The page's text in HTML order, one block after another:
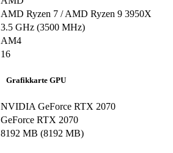
AMD Ryzen 7 / AMD Ryzen 9 3950X
3.5 GHz (3500 MHz)
AM4
16
Grafikkarte GPU
NVIDIA GeForce RTX 2070
GeForce RTX 2070
8192 MB (8192 MB)